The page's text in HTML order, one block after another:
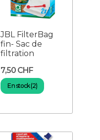
JBL FilterBag
fin- Sac de
filtration
7,50 CHF
En stock (2)